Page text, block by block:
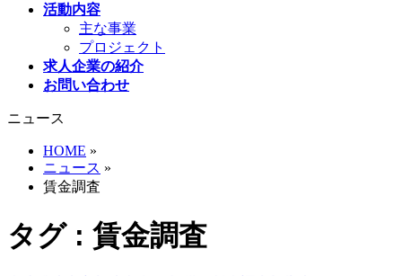
活動内容
主な事業
プロジェクト
求人企業の紹介
お問い合わせ
ニュース
HOME »
ニュース »
賃金調査
タグ : 賃金調査